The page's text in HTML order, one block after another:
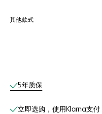
其他款式
线上服务
5年质保
立即选购，使用Klarna支付